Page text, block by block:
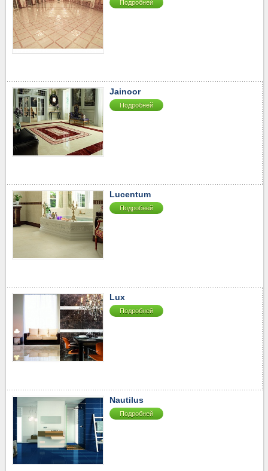
Подробней
Jainoor
Подробней
Lucentum
Подробней
Lux
Подробней
Nautilus
Подробней